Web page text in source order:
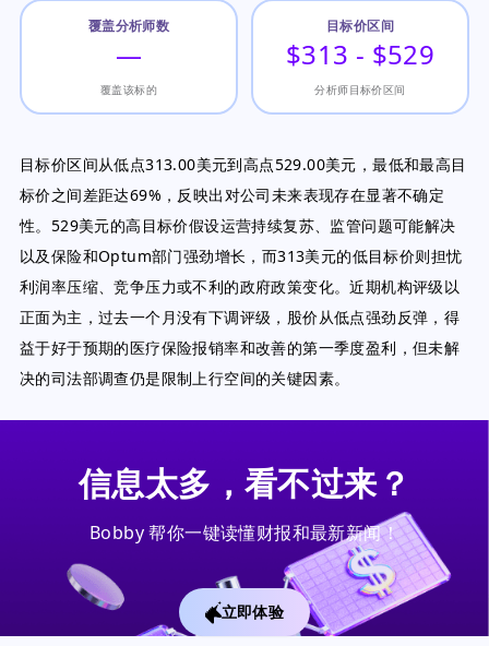
覆盖分析师数
—
覆盖该标的
目标价区间
$313 - $529
分析师目标价区间
目标价区间从低点313.00美元到高点529.00美元，最低和最高目
标价之间差距达69%，反映出对公司未来表现存在显著不确定
性。529美元的高目标价假设运营持续复苏、监管问题可能解决
以及保险和Optum部门强劲增长，而313美元的低目标价则担忧
利润率压缩、竞争压力或不利的政府政策变化。近期机构评级以
正面为主，过去一个月没有下调评级，股价从低点强劲反弹，得
益于好于预期的医疗保险报销率和改善的第一季度盈利，但未解
决的司法部调查仍是限制上行空间的关键因素。
信息太多，看不过来？
Bobby 帮你一键读懂财报和最新新闻！
立即体验